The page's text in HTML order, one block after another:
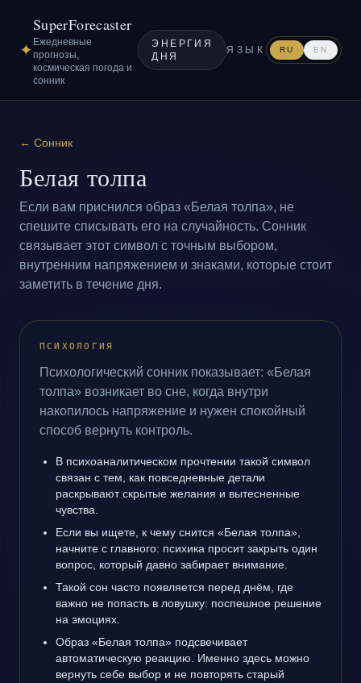
✦
SuperForecaster
Ежедневные
прогнозы,
космическая погода и
сонник
ЭНЕРГИЯ
ДНЯ
ЯЗЫК RU EN
← Сонник
Белая толпа
Если вам приснился образ «Белая толпа», не
спешите списывать его на случайность. Сонник
связывает этот символ с точным выбором,
внутренним напряжением и знаками, которые стоит
заметить в течение дня.
ПСИХОЛОГИЯ
Психологический сонник показывает: «Белая
толпа» возникает во сне, когда внутри
накопилось напряжение и нужен спокойный
способ вернуть контроль.
В психоаналитическом прочтении такой символ
связан с тем, как повседневные детали
раскрывают скрытые желания и вытесненные
чувства.
Если вы ищете, к чему снится «Белая толпа»,
начните с главного: психика просит закрыть один
вопрос, который давно забирает внимание.
Такой сон часто появляется перед днём, где
важно не попасть в ловушку: поспешное решение
на эмоциях.
Образ «Белая толпа» подсвечивает
автоматическую реакцию. Именно здесь можно
вернуть себе выбор и не повторять старый